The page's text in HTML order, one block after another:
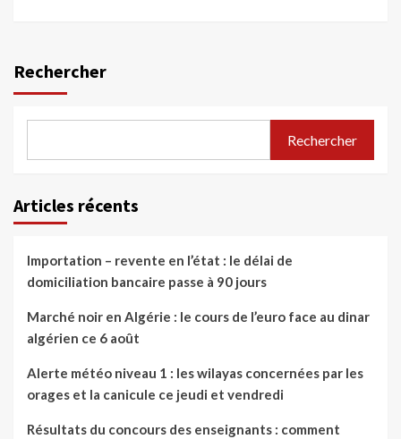
Rechercher
Rechercher
Articles récents
Importation – revente en l’état : le délai de
domiciliation bancaire passe à 90 jours
Marché noir en Algérie : le cours de l’euro face au dinar
algérien ce 6 août
Alerte météo niveau 1 : les wilayas concernées par les
orages et la canicule ce jeudi et vendredi
Résultats du concours des enseignants : comment